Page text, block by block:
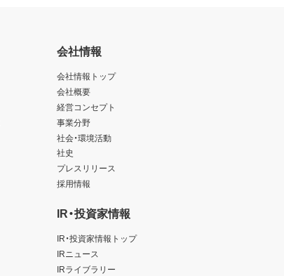
会社情報
会社情報トップ
会社概要
経営コンセプト
事業分野
社会・環境活動
社史
プレスリリース
採用情報
IR・投資家情報
IR・投資家情報トップ
IRニュース
IRライブラリー